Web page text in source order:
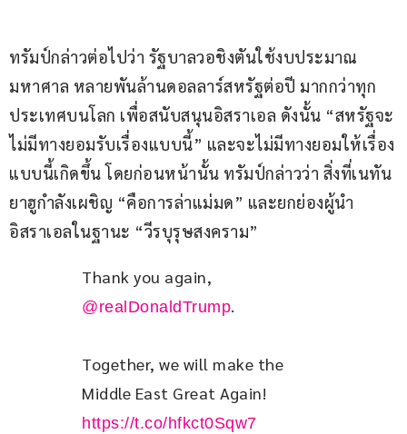
ทรัมป์กล่าวต่อไปว่า รัฐบาลวอชิงตันใช้งบประมาณ
มหาศาล หลายพันล้านดอลลาร์สหรัฐต่อปี มากกว่าทุก
ประเทศบนโลก เพื่อสนับสนุนอิสราเอล ดังนั้น “สหรัฐจะ
ไม่มีทางยอมรับเรื่องแบบนี้” และจะไม่มีทางยอมให้เรื่อง
แบบนี้เกิดขึ้น โดยก่อนหน้านั้น ทรัมป์กล่าวว่า สิ่งที่เนทัน
ยาฮูกำลังเผชิญ “คือการล่าแม่มด” และยกย่องผู้นำ
อิสราเอลในฐานะ “วีรบุรุษสงคราม”
Thank you again,
@realDonaldTrump.
Together, we will make the
Middle East Great Again!
https://t.co/hfkct0Sqw7